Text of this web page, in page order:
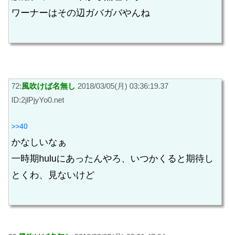
ワーナーはその辺ガバガバやんね
72:風吹けば名無し 2018/03/05(月) 03:36:19.37
ID:2jlPjyYo0.net
>>40
かなしいなぁ
一時期huluにあったんやろ、いつかくると期待し
とくわ、見ないけど